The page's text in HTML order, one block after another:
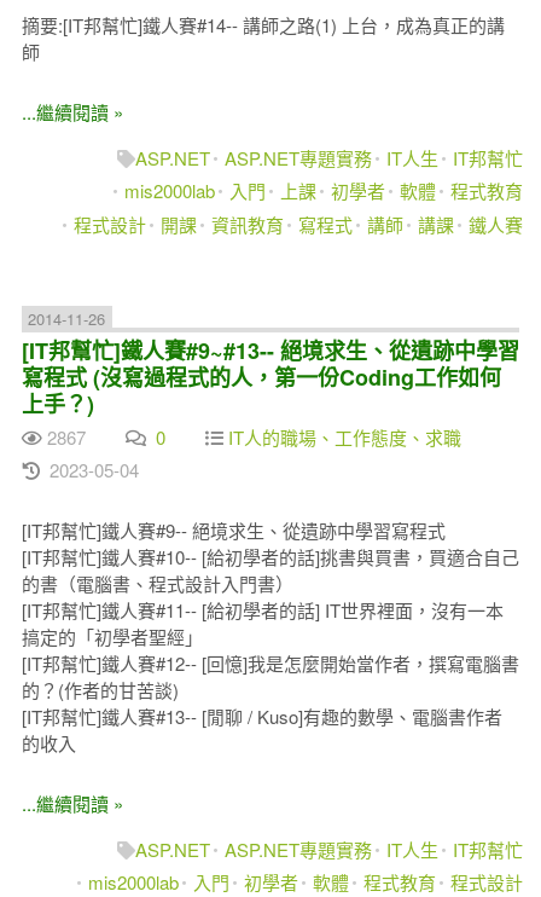
摘要:[IT邦幫忙]鐵人賽#14-- 講師之路(1) 上台，成為真正的講
師
...繼續閱讀 »
ASP.NET ASP.NET專題實務 IT人生
IT邦幫忙
mis2000lab
入門 上課 初學者 軟體 程式教育
程式設計
開課 資訊教育 寫程式 講師 講課 鐵人賽
2014-11-26
[IT邦幫忙]鐵人賽#9~#13-- 絕境求生、從遺跡中學習
寫程式 (沒寫過程式的人，第一份Coding工作如何
上手？)
2867 0
IT人的職場、工作態度、求職
2023-05-04
[IT邦幫忙]鐵人賽#9-- 絕境求生、從遺跡中學習寫程式
[IT邦幫忙]鐵人賽#10-- [給初學者的話]挑書與買書，買適合自己
的書（電腦書、程式設計入門書）
[IT邦幫忙]鐵人賽#11-- [給初學者的話] IT世界裡面，沒有一本
搞定的「初學者聖經」
[IT邦幫忙]鐵人賽#12-- [回憶]我是怎麼開始當作者，撰寫電腦書
的？(作者的甘苦談)
[IT邦幫忙]鐵人賽#13-- [閒聊 / Kuso]有趣的數學、電腦書作者
的收入
...繼續閱讀 »
ASP.NET ASP.NET專題實務 IT人生
IT邦幫忙
mis2000lab
入門 初學者 軟體 程式教育
程式設計